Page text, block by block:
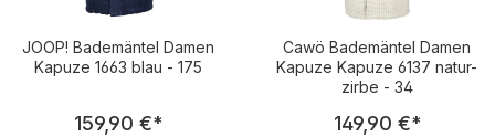
JOOP! Bademäntel Damen
Kapuze 1663 blau - 175
Regulärer Preis:
159,90 €*
Cawö Bademäntel Damen
Kapuze Kapuze 6137 natur-
zirbe - 34
Regulärer
149,90 €*